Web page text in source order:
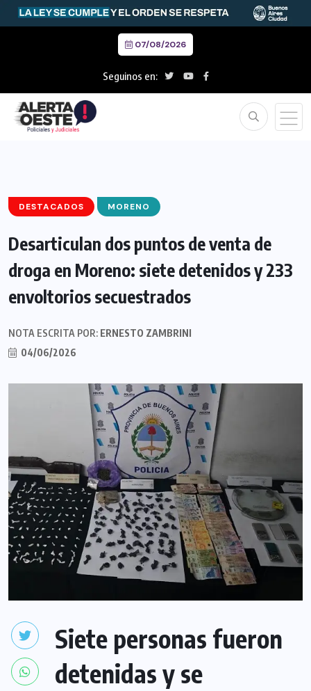
07/08/2026
Seguinos en:
DESTACADOS MORENO
Desarticulan dos puntos de venta de
droga en Moreno: siete detenidos y 233
envoltorios secuestrados
NOTA ESCRITA POR: ERNESTO ZAMBRINI
04/06/2026
Siete personas fueron
detenidas y se